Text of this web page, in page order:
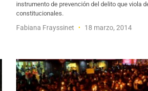
instrumento de prevención del delito que viola
constitucionales.
Fabiana Frayssinet 18 marzo, 2014